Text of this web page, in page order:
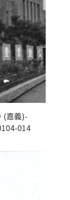
(嘉義)-
014